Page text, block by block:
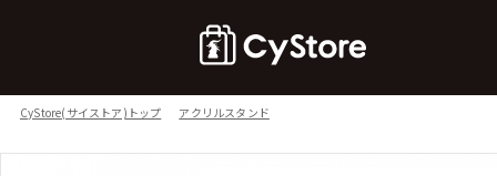
CyStore(サイストア)トップ アクリルスタンド